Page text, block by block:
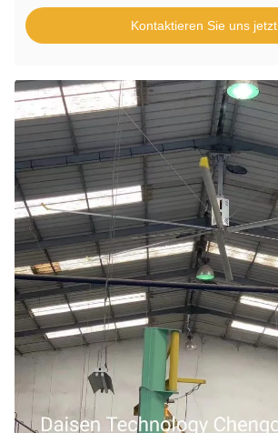
Kontaktieren Sie uns jetzt